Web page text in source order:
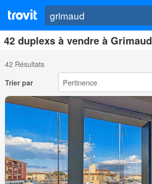
42 duplexs à vendre à Grimaud
42 Résultats
Trier par